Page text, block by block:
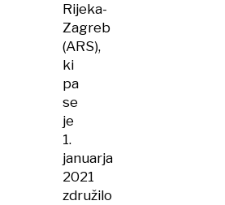
Rijeka-
Zagreb
(ARS),
ki
pa
se
je
1.
januarja
2021
združilo